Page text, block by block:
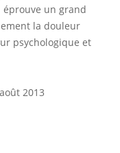
un grand
la douleur
psychologique et
2013